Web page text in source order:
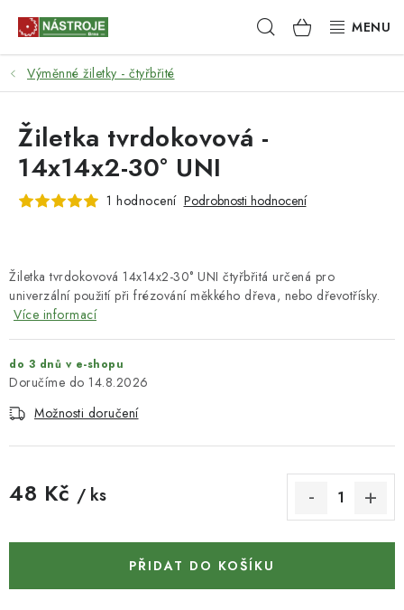
Hledat NÁKUPNÍ
KOŠÍK
NÁSTROJE
AKCE
BRUSIVO
RUČNÍ NÁŘADÍ, PŘÍPRAVKY
STROJE
KONTAKTY
STROJE DO DÍLNY
NÁSTROJE PRO STOLAŘE
NÁSTROJE PRO OPRACOVÁNÍ KOVU
Výměnné žiletky - čtyřbřité
Žiletka tvrdokovová 14x14x2-30° UNI čtyřbřitá určená pro
univerzální použití při frézování měkkého dřeva, nebo dřevotřísky.
Více informací
do 3 dnů v e-shopu
14.8.2026
Možnosti doručení
48 Kč / ks
PŘIDAT DO KOŠÍKU
Žiletka tvrdokovová -
14x14x2-30° UNI
1 hodnocení Podrobnosti hodnocení